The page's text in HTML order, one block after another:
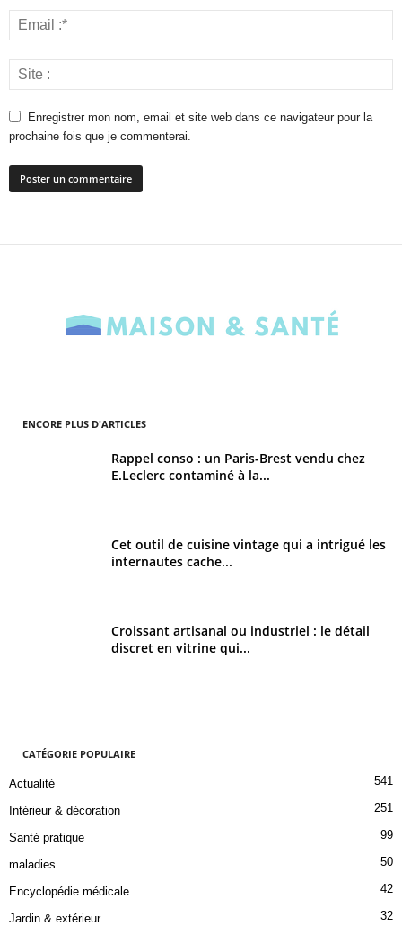
Enregistrer mon nom, email et site web dans ce navigateur pour la
prochaine fois que je commenterai.
ENCORE PLUS D'ARTICLES
Rappel conso : un Paris-Brest vendu chez
E.Leclerc contaminé à la...
Cet outil de cuisine vintage qui a intrigué les
internautes cache...
Croissant artisanal ou industriel : le détail
discret en vitrine qui...
CATÉGORIE POPULAIRE
Actualité 541
Intérieur & décoration 251
Santé pratique 99
maladies 50
Encyclopédie médicale 42
Jardin & extérieur 32